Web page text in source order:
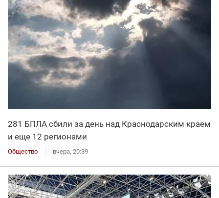
281 БПЛА сбили за день над Краснодарским краем
и еще 12 регионами
Общество вчера, 20:39